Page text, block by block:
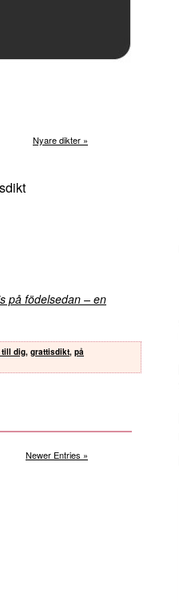
Nyare dikter »
på födelsedan – en
till dig, grattisdikt, på
Newer Entries »